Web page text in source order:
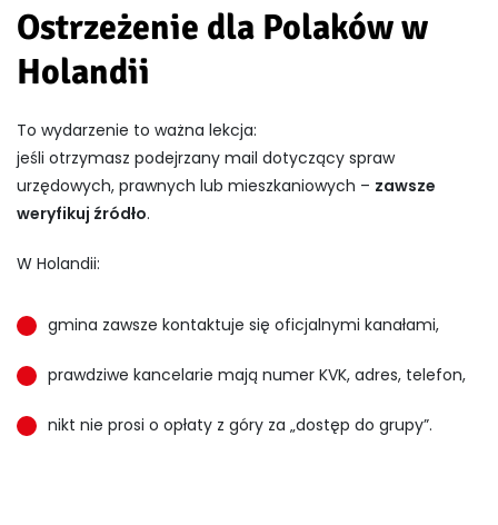
Ostrzeżenie dla Polaków w
Holandii
To wydarzenie to ważna lekcja:
jeśli otrzymasz podejrzany mail dotyczący spraw
urzędowych, prawnych lub mieszkaniowych – zawsze
weryfikuj źródło.
W Holandii:
gmina zawsze kontaktuje się oficjalnymi kanałami,
prawdziwe kancelarie mają numer KVK, adres, telefon,
nikt nie prosi o opłaty z góry za „dostęp do grupy”.